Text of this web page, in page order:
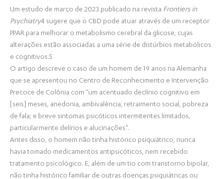
Um estudo de março de 2023 publicado na revista Frontiers in
Psychiatry4 sugere que o CBD pode atuar através de um receptor
PPAR para melhorar o metabolismo cerebral da glicose, cujas
alterações estão associadas a uma série de distúrbios metabólicos
e cognitivos.5
O artigo descreve o caso de um homem de 19 anos na Alemanha
que se apresentou no Centro de Reconhecimento e Intervenção
Precoce de Colônia com “um acentuado declínio cognitivo em
[seis] meses, anedonia, ambivalência, retraimento social, pobreza
de fala; e breve sintomas psicóticos intermitentes limitados,
particularmente delírios e alucinações”.
Antes disso, o homem não tinha histórico psiquiátrico, nunca
havia tomado medicamentos antipsicóticos, nem recebido
tratamento psicológico. E, além de um tio com transtorno bipolar,
não tinha histórico familiar de outras doenças psiquiátricas ou